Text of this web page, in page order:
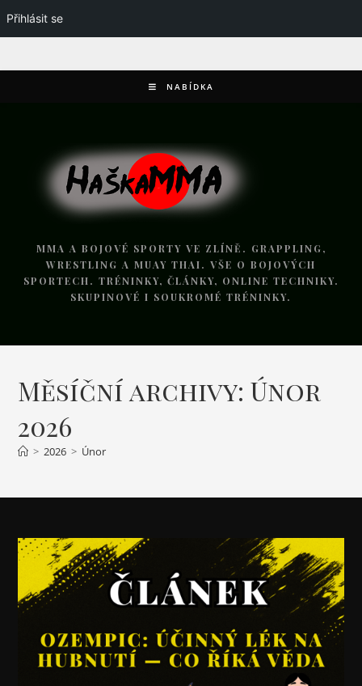
Přihlásit se
NABÍDKA
MMA A BOJOVÉ SPORTY VE ZLÍNĚ. GRAPPLING,
WRESTLING A MUAY THAI. VŠE O BOJOVÝCH
SPORTECH. TRÉNINKY, ČLÁNKY, ONLINE TECHNIKY.
SKUPINOVÉ I SOUKROMÉ TRÉNINKY.
Měsíční archivy: Únor
2026
> 2026 > Únor